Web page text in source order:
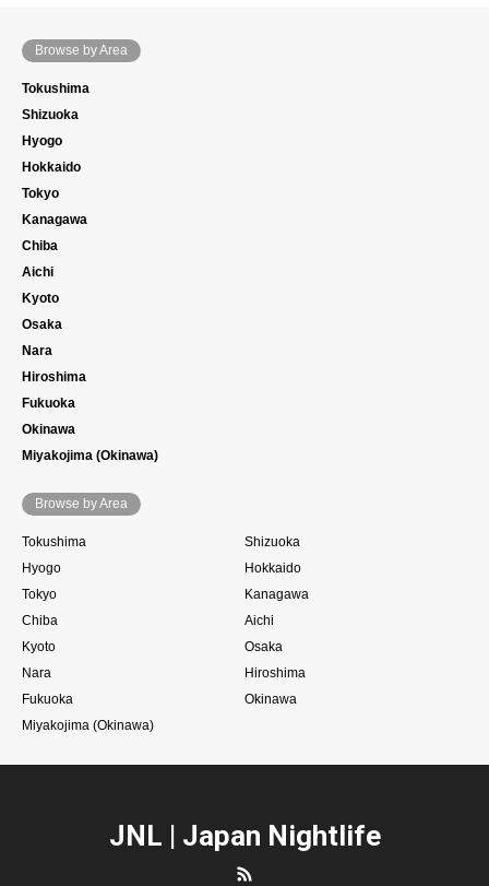
Browse by Area
Tokushima
Shizuoka
Hyogo
Hokkaido
Tokyo
Kanagawa
Chiba
Aichi
Kyoto
Osaka
Nara
Hiroshima
Fukuoka
Okinawa
Miyakojima (Okinawa)
Browse by Area
Tokushima
Shizuoka
Hyogo
Hokkaido
Tokyo
Kanagawa
Chiba
Aichi
Kyoto
Osaka
Nara
Hiroshima
Fukuoka
Okinawa
Miyakojima (Okinawa)
JNL | Japan Nightlife